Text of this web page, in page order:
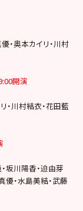
・奥本カイリ・川村
開演
・川村結衣・花田藍
坂川陽香・迫由芽
優・水島美結・武藤